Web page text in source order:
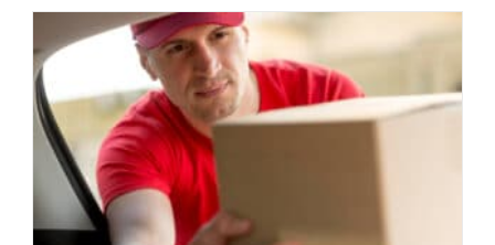
De
Rome
:
La
Visite
Guidée
Du
Vatican